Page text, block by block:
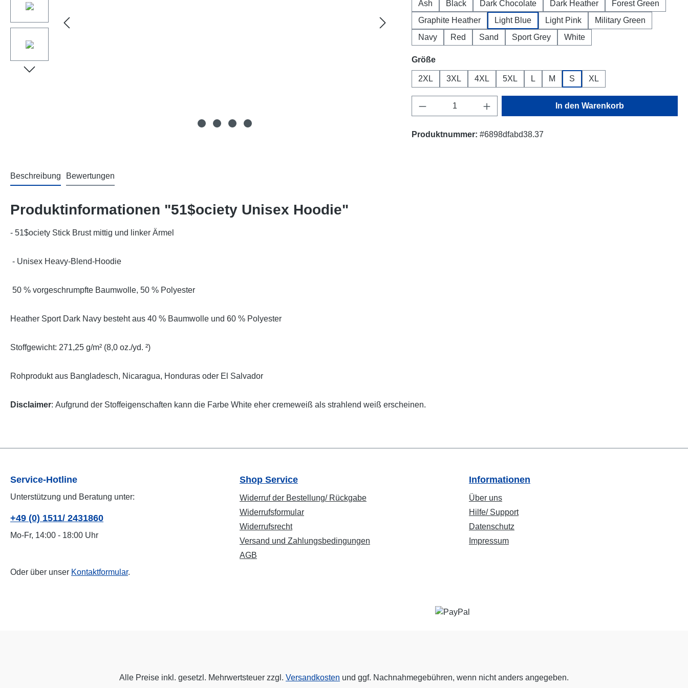
Ash Black Dark Chocolate Dark Heather
Forest Green
Graphite Heather
Light Blue Light Pink
Military Green
Navy
Red Sand Sport Grey White
Größeauswählen
2XL 3XL 4XL 5XL L M S XL
Produkt Anzahl: Gib den gewünschten Wert ein
In den Warenkorb
Produktnummer: #6898dfabd38.37
Beschreibung Bewertungen
Produktinformationen "51$ociety Unisex Hoodie"
- 51$ociety Stick Brust mittig und linker Ärmel
- Unisex Heavy-Blend-Hoodie
50 % vorgeschrumpfte Baumwolle, 50 % Polyester
Heather Sport Dark Navy besteht aus 40 % Baumwolle und 60 % Polyester
Stoffgewicht: 271,25 g/m² (8,0 oz./yd. ²)
Rohprodukt aus Bangladesch, Nicaragua, Honduras oder El Salvador
Disclaimer: Aufgrund der Stoffeigenschaften kann die Farbe White eher cremeweiß als strahlend weiß erscheinen.
Service-Hotline
Unterstützung und Beratung unter:
+49 (0) 1511/ 2431860
Mo-Fr, 14:00 - 18:00 Uhr
Oder über unser Kontaktformular.
Shop Service
Widerruf der Bestellung/ Rückgabe
Widerrufsformular
Widerrufsrecht
Versand und Zahlungsbedingungen
AGB
Informationen
Über uns
Hilfe/ Support
Datenschutz
Impressum
Alle Preise inkl. gesetzl. Mehrwertsteuer zzgl. Versandkosten und ggf. Nachnahmegebühren, wenn nicht anders angegeben.